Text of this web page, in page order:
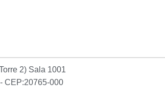
2) Sala 1001
CEP:20765-000